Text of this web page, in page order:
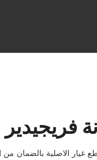
غيار الاصلية بالضمان